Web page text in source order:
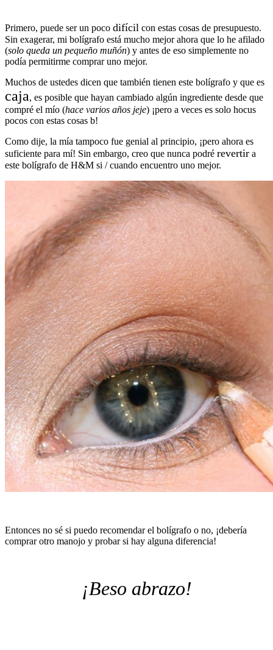
Primero, puede ser un poco difícil con estas cosas de presupuesto.
Sin exagerar, mi bolígrafo está mucho mejor ahora que lo he afilado
(solo queda un pequeño muñón) y antes de eso simplemente no
podía permitirme comprar uno mejor.
Muchos de ustedes dicen que también tienen este bolígrafo y que es
caja, es posible que hayan cambiado algún ingrediente desde que
compré el mío (hace varios años jeje) ¡pero a veces es solo hocus
pocos con estas cosas b!
Como dije, la mía tampoco fue genial al principio, ¡pero ahora es
suficiente para mí! Sin embargo, creo que nunca podré revertir a
este bolígrafo de H&M si / cuando encuentro uno mejor.
Entonces no sé si puedo recomendar el bolígrafo o no, ¡debería
comprar otro manojo y probar si hay alguna diferencia!
¡Beso abrazo!